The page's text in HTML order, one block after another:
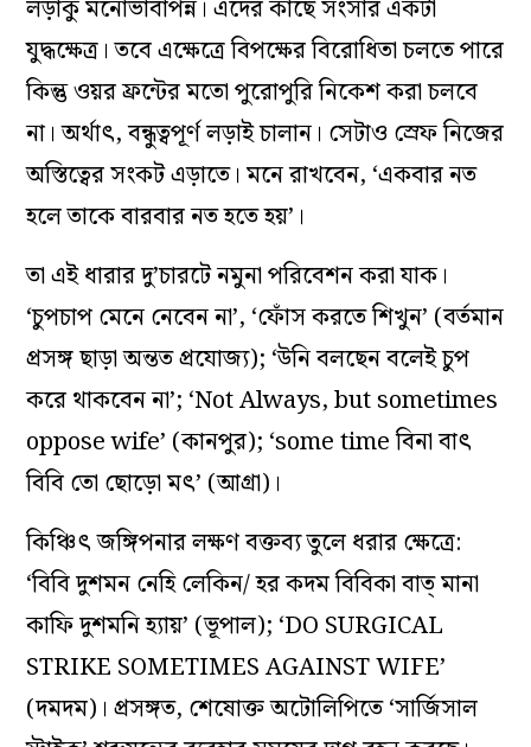
লড়াকু মনোভাবাপন্ন। এদের কাছে সংসার একটা
যুদ্ধক্ষেত্র। তবে এক্ষেত্রে বিপক্ষের বিরোধিতা চলতে পারে
কিন্তু ওয়র ফ্রন্টের মতো পুরোপুরি নিকেশ করা চলবে
না। অর্থাৎ, বন্ধুত্বপূর্ণ লড়াই চালান। সেটাও স্রেফ নিজের
অস্তিত্বের সংকট এড়াতে। মনে রাখবেন, ‘একবার নত
হলে তাকে বারবার নত হতে হয়’।
তা এই ধারার দু’চারটে নমুনা পরিবেশন করা যাক।
‘চুপচাপ মেনে নেবেন না’, ‘ফোঁস করতে শিখুন’ (বর্তমান
প্রসঙ্গ ছাড়া অন্তত প্রযোজ্য); ‘উনি বলছেন বলেই চুপ
করে থাকবেন না’; ‘Not Always, but sometimes
oppose wife’ (কানপুর); ‘some time বিনা বাৎ
বিবি তো ছোড়ো মৎ’ (আগ্রা)।
কিঞ্চিৎ জঙ্গিপনার লক্ষণ বক্তব্য তুলে ধরার ক্ষেত্রে:
‘বিবি দুশমন নেহি লেকিন/ হর কদম বিবিকা বাত্‌ মানা
কাফি দুশমনি হ‌্যায়’ (ভূপাল); ‘DO SURGICAL
STRIKE SOMETIMES AGAINST WIFE’
(দমদম)। প্রসঙ্গত, শেষোক্ত অটোলিপিতে ‘সার্জিসাল